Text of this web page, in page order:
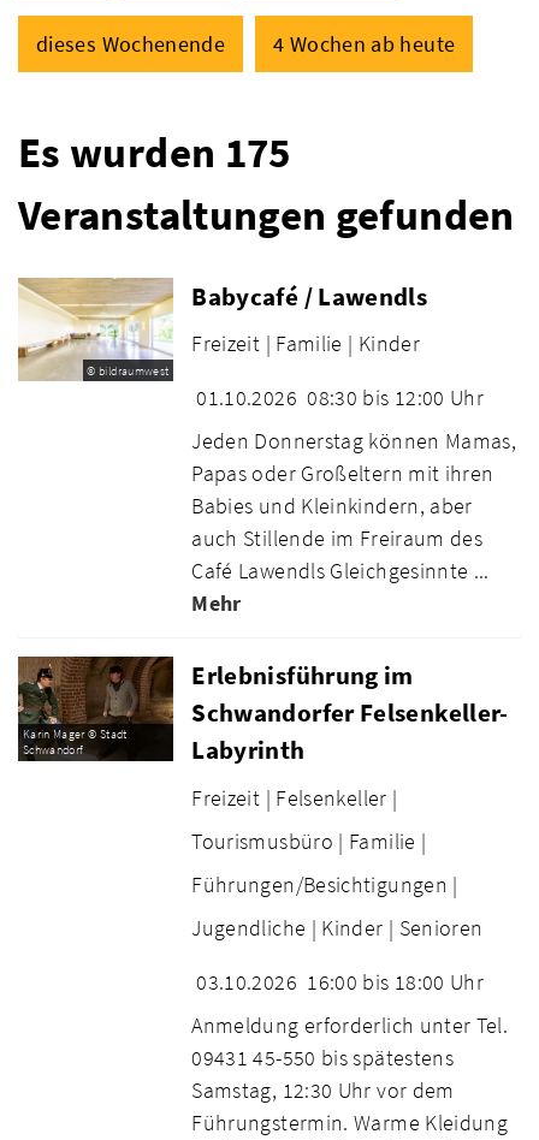
dieses Wochenende 4 Wochen ab heute
Es wurden 175
Veranstaltungen gefunden
© bildraumwest
Babycafé / Lawendls
Freizeit | Familie | Kinder
01.10.2026 08:30 bis 12:00 Uhr
Jeden Donnerstag können Mamas,
Papas oder Großeltern mit ihren
Babies und Kleinkindern, aber
auch Stillende im Freiraum des
Café Lawendls Gleichgesinnte ...
Mehr
Karin Mager © Stadt
Schwandorf
Erlebnisführung im
Schwandorfer Felsenkeller-
Labyrinth
Freizeit | Felsenkeller |
Tourismusbüro | Familie |
Führungen/Besichtigungen |
Jugendliche | Kinder | Senioren
03.10.2026 16:00 bis 18:00 Uhr
Anmeldung erforderlich unter Tel.
09431 45-550 bis spätestens
Samstag, 12:30 Uhr vor dem
Führungstermin. Warme Kleidung